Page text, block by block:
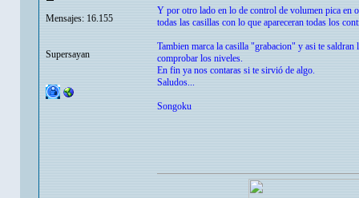
Mensajes: 16.155
Supersayan
Y por otro lado en lo de control de volumen pica en
todas las casillas con lo que apareceran todas los
Tambien marca la casilla "grabacion" y asi te
comprobar los niveles.
En fin ya nos contaras si te sirvió de algo.
Saludos...
Songoku